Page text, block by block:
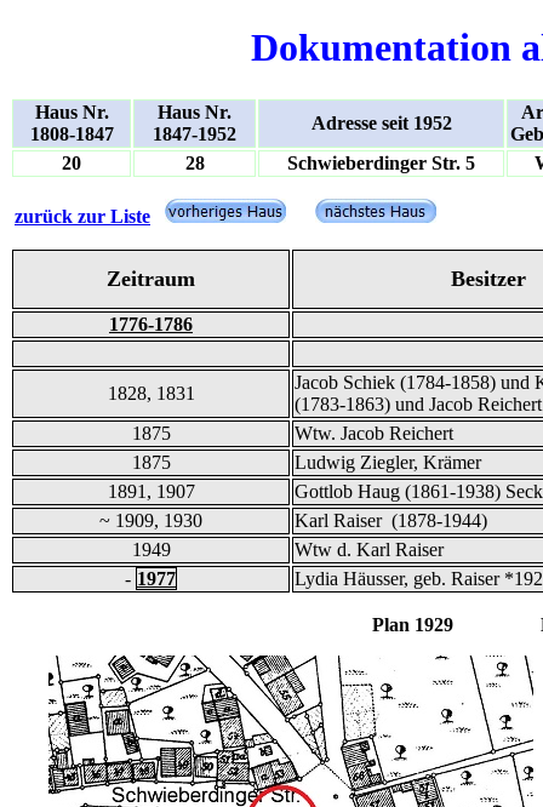
Dokumentation
Haus Nr.
1808-1847
Haus Nr.
1847-1952
Adresse seit 1952
20
28 Schwieberdinger Str. 5
zurück zur Liste
Zeitraum Besitzer
1776-1786
1828, 1831
Jacob Schiek (1784-1858) und
(1783-1863) und Jacob Reichert
1875
Wtw. Jacob Reichert
1875
Ludwig Ziegler, Krämer
1891, 1907
Gottlob Haug (1861-1938)
~ 1909, 1930
Karl Raiser (1878-1944)
1949
Wtw d. Karl Raiser
- 1977 Lydia Häusser, geb. Raiser
Plan 1929